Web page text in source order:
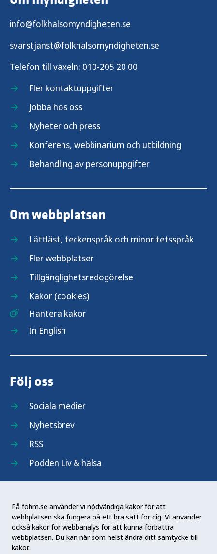
På fohm.se använder vi nödvändiga kakor för att
webbplatsen ska fungera på ett bra sätt för dig. Vi använder
också kakor för webbanalys för att kunna förbättra
webbplatsen. Du kan när som helst ändra ditt samtycke till
kakor.
Vaccination mot Hib
Vaccination mot HPV
Vaccination mot japansk encefalit
Vaccination mot kikhosta
Vaccination mot meningokocker
Vaccination mot mässling
Vaccination mot pneumokockinfektion
Vaccination mot polio
Vaccination mot påssjuka
Vaccination mot rabies
Vaccination mot rotavirus
Vaccination mot RS-virus
Vaccination mot röda hund
Vaccination mot TBE
Vaccination mot tyfoidfeber
info@folkhalsomyndigheten.se
svarstjanst@folkhalsomyndigheten.se
Telefon till växeln: 010-205 20 00
Fler kontaktuppgifter
Jobba hos oss
Nyheter och press
Konferens, webbinarium och utbildning
Behandling av personuppgifter
Om webbplatsen
Lättläst, teckenspråk och minoritetsspråk
Fler webbplatser
Tillgänglighetsredogörelse
Kakor (cookies)
Hantera kakor
In English
Följ oss
Sociala medier
Nyhetsbrev
RSS
Podden Liv & hälsa
Folkhälsomyndigheten (Fohm) är en nationell
kunskapsmyndighet som arbetar för en bättre
folkhälsa. Det gör myndigheten genom att